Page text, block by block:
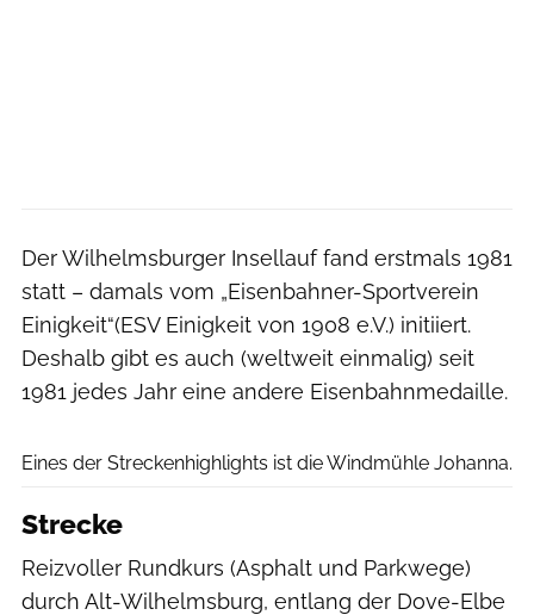
Der Wilhelmsburger Insellauf fand erstmals 1981
statt – damals vom „Eisenbahner-Sportverein
Einigkeit“(ESV Einigkeit von 1908 e.V.) initiiert.
Deshalb gibt es auch (weltweit einmalig) seit
1981 jedes Jahr eine andere Eisenbahnmedaille.
Eines der Streckenhighlights ist die Windmühle Johanna.
Strecke
Reizvoller Rundkurs (Asphalt und Parkwege)
durch Alt-Wilhelmsburg, entlang der Dove-Elbe